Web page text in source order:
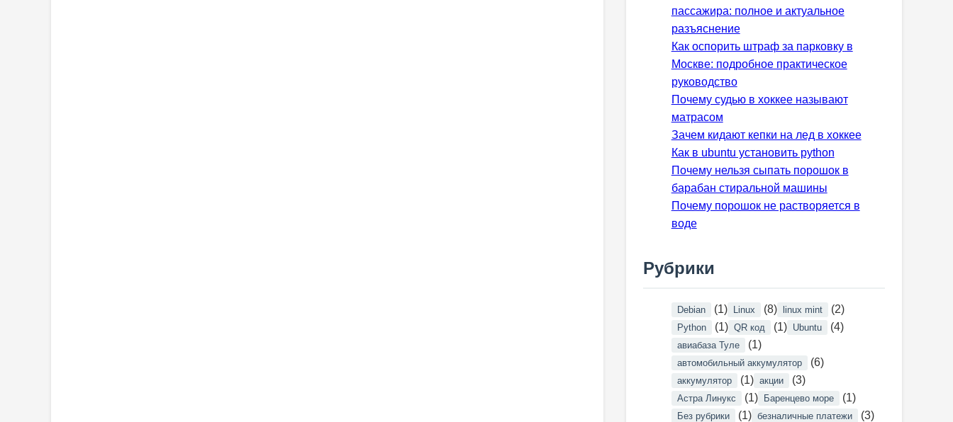
пассажира: полное и актуальное
разъяснение
Как оспорить штраф за парковку в
Москве: подробное практическое
руководство
Почему судью в хоккее называют
матрасом
Зачем кидают кепки на лед в хоккее
Как в ubuntu установить python
Почему нельзя сыпать порошок в
барабан стиральной машины
Почему порошок не растворяется в
воде
Рубрики
Debian (1) Linux (8) linux mint (2)
Python (1) QR код (1) Ubuntu (4)
авиабаза Туле (1)
автомобильный аккумулятор (6)
аккумулятор (1) акции (3)
Астра Линукс (1) Баренцево море (1)
Без рубрики (1) безналичные платежи (3)